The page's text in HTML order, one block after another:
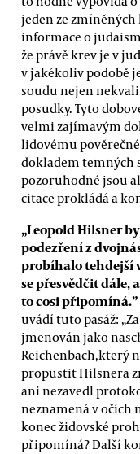
jeden ze
informace o
že právě krev je v
v jakékoliv podobě
soudu nejen
posudky. Tyto
velmi zajímavým
lidovému
dokladem temných
pozoruhodné jsou
citace prokládá a
„Leopold Hilsner
podezření z
probíhalo tehdejší
se přesvědčit
to cosi připomíná.”
uvádí tuto pasáž:
jmenován jako
Reichenbach,který
propustit Hilsnera
ani nezavedl
neznamená v
konec židovské
připomíná? Další